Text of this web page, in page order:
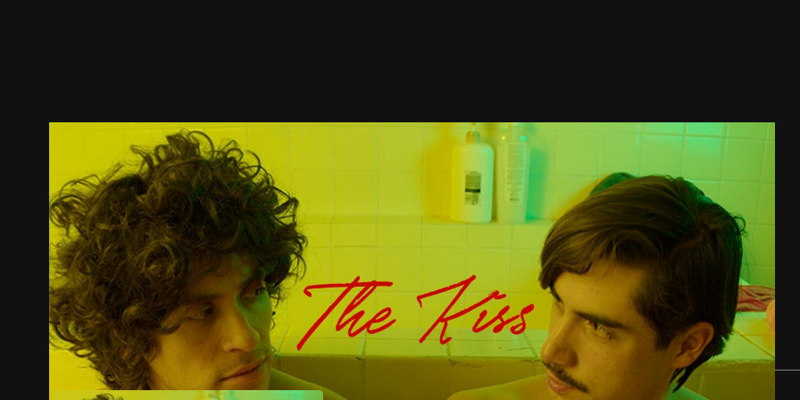
预告 剧照 推荐影片 剧情介绍